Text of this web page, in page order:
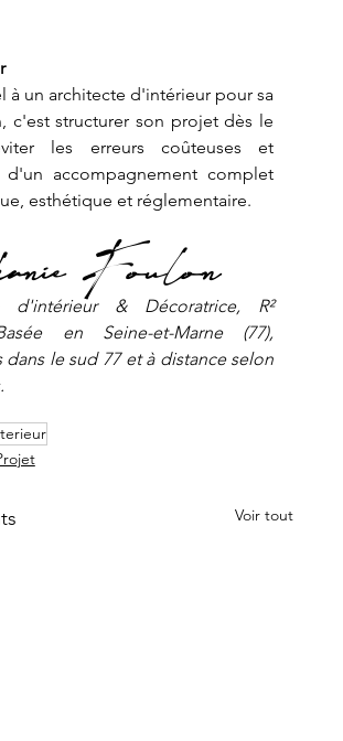
à un architecte d'intérieur pour sa
c'est structurer son projet dès le
les erreurs coûteuses et
d'un accompagnement complet
esthétique et réglementaire.
Foulon
d'intérieur & Décoratrice, R²
en Seine-et-Marne (77),
dans le sud 77 et à distance selon
Voir tout